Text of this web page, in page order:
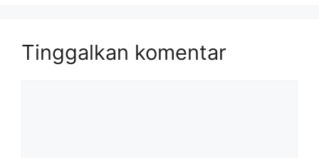
Tinggalkan komentar